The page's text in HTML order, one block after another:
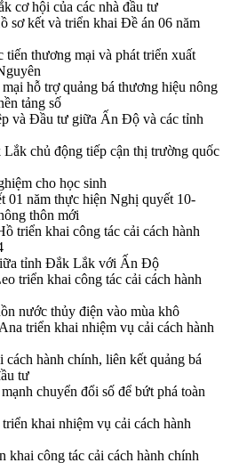
cơ hội của các nhà đầu tư
sơ kết và triển khai Đề án 06 năm
tiến thương mại và phát triển xuất
hỗ trợ quảng bá thương hiệu nông
tảng số
và Đầu tư giữa Ấn Độ và các tỉnh
chủ động tiếp cận thị trường quốc
cho học sinh
01 năm thực hiện Nghị quyết 10-
thôn mới
triển khai công tác cải cách hành
tỉnh Đắk Lắk với Ấn Độ
triển khai công tác cải cách hành
nước thủy điện vào mùa khô
triển khai nhiệm vụ cải cách hành
hành chính, liên kết quảng bá
tư
chuyển đổi số để bứt phá toàn
khai nhiệm vụ cải cách hành
khai công tác cải cách hành chính